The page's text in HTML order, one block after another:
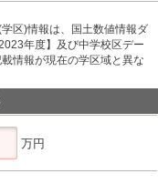
区)情報は、国土数値情報ダ
年度】及び中学校区デー
情報が現在の学区域と異な
万円